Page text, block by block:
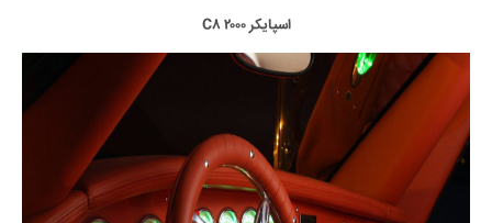
اسپایکر C۸ ۲۰۰۰